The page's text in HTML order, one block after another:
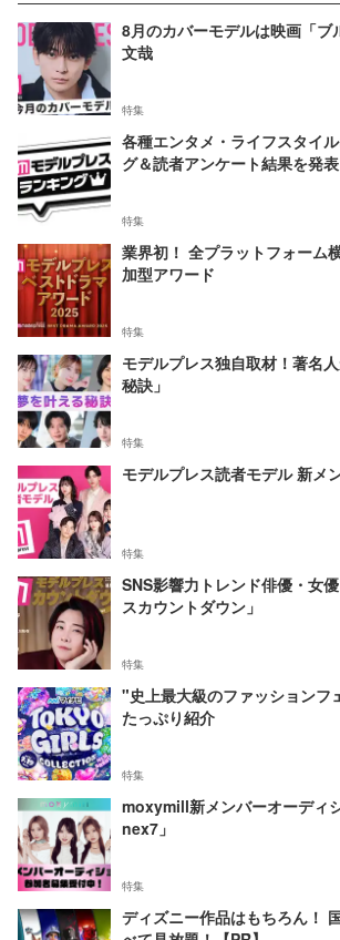
8月のカバーモデルは映画「ブ
文哉
特集
各種エンタメ・ライフスタイ
グ＆読者アンケート結果を発表
特集
業界初！ 全プラットフォーム
加型アワード
特集
モデルプレス独自取材！著名
秘訣」
特集
モデルプレス読者モデル 新メ
特集
SNS影響力トレンド俳優・女
スカウントダウン」
特集
"史上最大級のファッションフ
たっぷり紹介
特集
moxymill新メンバーオーディ
nex7」
特集
ディズニー作品はもちろん！